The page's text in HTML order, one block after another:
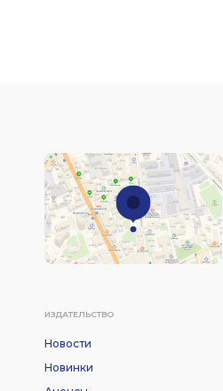
ИЗДАТЕЛЬСТВО
Новости
Новинки